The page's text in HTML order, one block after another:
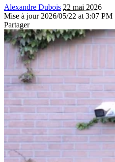
Alexandre Dubois 22 mai 2026
Mise à jour 2026/05/22 at 3:07 PM
Partager